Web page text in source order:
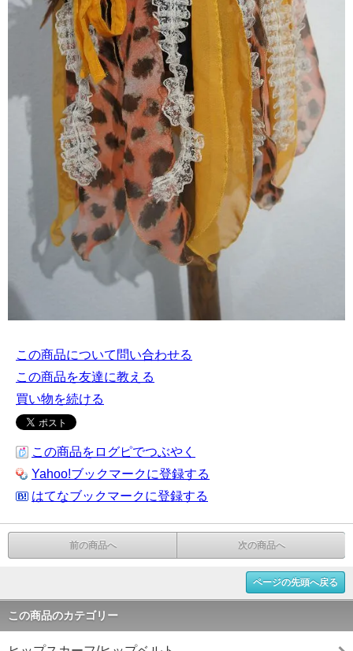
この商品について問い合わせる
この商品を友達に教える
買い物を続ける
この商品をログピでつぶやく
Yahoo!ブックマークに登録する
はてなブックマークに登録する
前の商品へ 次の商品へ
ページの先頭へ戻る
この商品のカテゴリー